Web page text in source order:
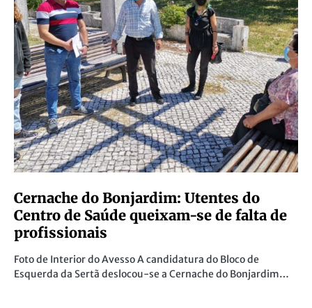
Cernache do Bonjardim: Utentes do
Centro de Saúde queixam-se de falta de
profissionais
Foto de Interior do Avesso A candidatura do Bloco de
Esquerda da Sertã deslocou-se a Cernache do Bonjardim…